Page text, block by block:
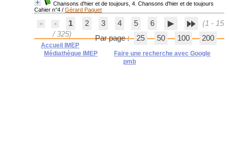
Chansons d'hier et de toujours, 4. Chansons d'hier et de toujours
Cahier n°4 /Gérard Paquet
1 2 3 4 5 6
(1 - 15
/ 325)
Par page : 25 50 100 200
Accueil IMEP
Médiathèque IMEP
Faire une recherche avec Google
pmb